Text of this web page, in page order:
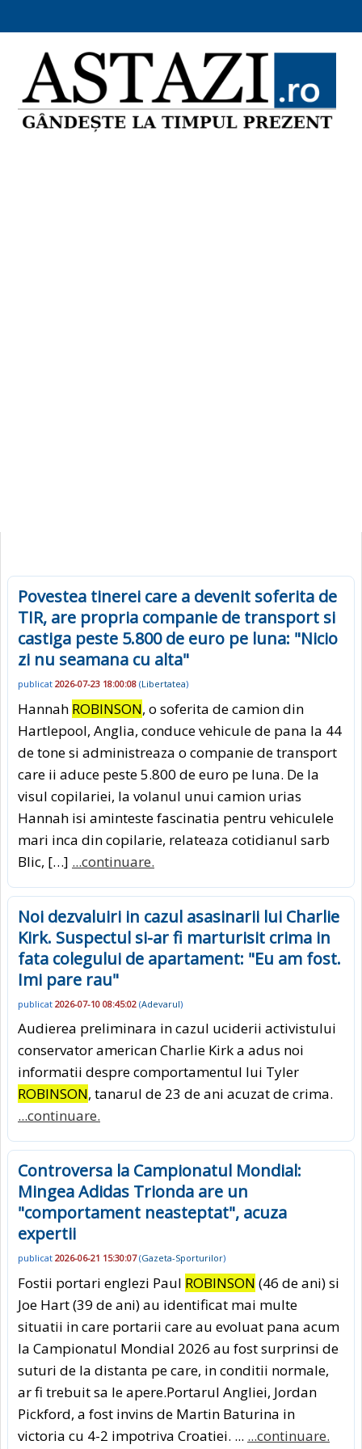
Povestea tinerei care a devenit soferita de
TIR, are propria companie de transport si
castiga peste 5.800 de euro pe luna: "Nicio
zi nu seamana cu alta"
publicat 2026-07-23 18:00:08 (Libertatea)
Hannah ROBINSON, o soferita de camion din
Hartlepool, Anglia, conduce vehicule de pana la 44
de tone si administreaza o companie de transport
care ii aduce peste 5.800 de euro pe luna. De la
visul copilariei, la volanul unui camion urias
Hannah isi aminteste fascinatia pentru vehiculele
mari inca din copilarie, relateaza cotidianul sarb
Blic, […] ...continuare.
Noi dezvaluiri in cazul asasinarii lui Charlie
Kirk. Suspectul si-ar fi marturisit crima in
fata colegului de apartament: "Eu am fost.
Imi pare rau"
publicat 2026-07-10 08:45:02 (Adevarul)
Audierea preliminara in cazul uciderii activistului
conservator american Charlie Kirk a adus noi
informatii despre comportamentul lui Tyler
ROBINSON, tanarul de 23 de ani acuzat de crima.
...continuare.
Controversa la Campionatul Mondial:
Mingea Adidas Trionda are un
"comportament neasteptat", acuza
expertii
publicat 2026-06-21 15:30:07(Gazeta-Sporturilor)
Fostii portari englezi Paul ROBINSON (46 de ani) si
Joe Hart (39 de ani) au identificat mai multe
situatii in care portarii care au evoluat pana acum
la Campionatul Mondial 2026 au fost surprinsi de
suturi de la distanta pe care, in conditii normale,
ar fi trebuit sa le apere.Portarul Angliei, Jordan
Pickford, a fost invins de Martin Baturina in
victoria cu 4-2 impotriva Croatiei. ... ...continuare.